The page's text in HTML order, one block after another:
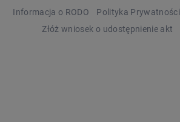
Informacja o RODO Polityka Prywatności
Złóż wniosek o udostępnienie akt